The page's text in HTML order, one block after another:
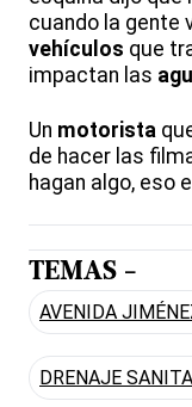
cuando la gente
vehículos que
impactan las
Un motorista
de hacer las
hagan algo, eso
TEMAS -
AVENIDA
DRENAJE